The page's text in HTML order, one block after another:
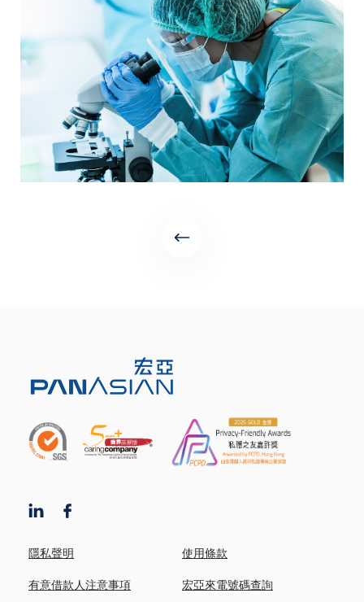
隱私聲明 使用條款
有意借款人注意事項 宏亞來電號碼查詢